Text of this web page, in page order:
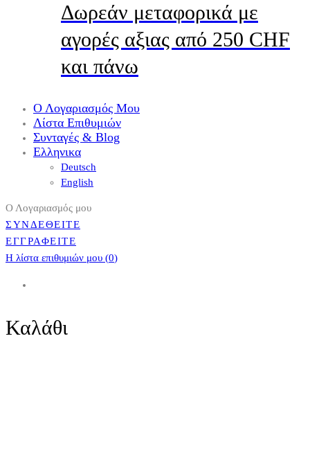
Δωρεάν μεταφορικά με
αγορές αξιας από 250 CHF
και πάνω
Ο Λογαριασμός Μου
Λίστα Επιθυμιών
Συνταγές & Blog
Ελληνικα
Deutsch
English
Ο Λογαριασμός μου
ΣΥΝΔΕΘΕΙΤΕ
ΕΓΓΡΑΦΕΙΤΕ
Η λίστα επιθυμιών μου (0)
Καλάθι